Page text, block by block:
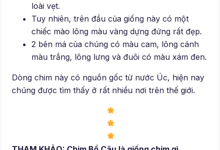
loài vẹt.
Tuy nhiên, trên đầu của giống này có một
chiếc mào lông màu vàng dựng đứng rất đẹp.
2 bên má của chúng có màu cam, lông cánh
màu trắng, lông lưng và đuôi có màu xám đen.
Dòng chim này có nguồn gốc từ nước Úc, hiện nay
chúng được tìm thấy ở rất nhiều nơi trên thế giới.